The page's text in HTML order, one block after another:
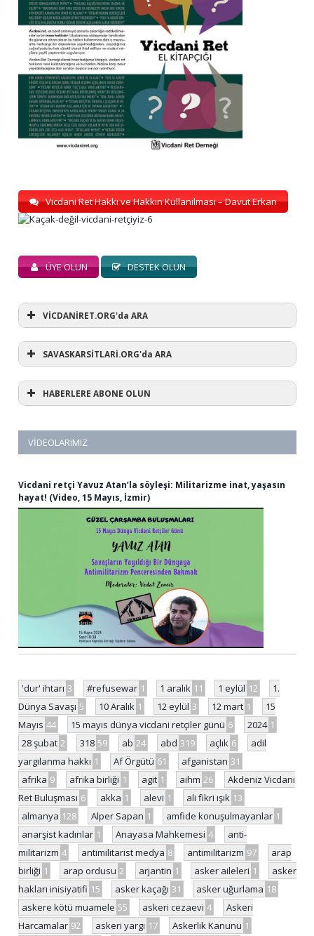
Vicdani Ret Hakkı ve Hakkın Kullanılması – Davut Erkan
ÜYE OLUN DESTEK OLUN
VİCDANİRET.ORG'da ARA
SAVASKARSİTLARİ.ORG'da ARA
HABERLERE ABONE OLUN
VIDEOLARIMIZ
Vicdani retçi Yavuz Atan’la söyleşi: Militarizme inat, yaşasın
hayat! (Video, 15 Mayıs, İzmir)
'dur' ihtarı 3 #refusewar 1 1 aralık 11 1 eylül 12
1.
Dünya Savaşı 5 10 Aralık 1 12 eylül 3 12 mart 1
15
Mayıs 44 15 mayıs dünya vicdani retçiler günü 6 2024 1
28 şubat 2 318 59 ab 24 abd 319 açlık 6
adil
yargılanma hakkı 1 Af Örgütü 61 afganistan 31
afrika 9 afrika birliği 1 agit 1 aihm 26
Akdeniz Vicdani
Ret Buluşması 6 akka 1 alevi 1 ali fikri ışık 13
almanya 128 Alper Sapan 1 amfide konuşulmayanlar 1
anarşist kadınlar 1 Anayasa Mahkemesi 4
anti-
militarizm 4 antimilitarist medya 8 antimilitarizm 97
arap
birliği 1 arap ordusu 2 arjantin 1 asker aileleri 1
asker
hakları inisiyatifi 15 asker kaçağı 31 asker uğurlama 18
askere kötü muamele 55 askeri cezaevi 4
Askeri
Harcamalar 92 askeri yargı 17 Askerlik Kanunu 1